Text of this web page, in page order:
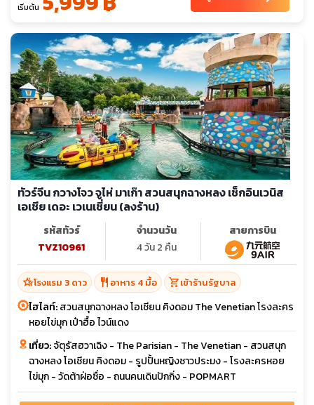
เริ่มต้น
ทัวร์จีน กวางโจว จูไห่ มาเก๊า สวนสนุกฉางหลง เช็กอินเวนิส
เอเชีย เดอะ เวเนเชี่ยน (ลงร้าน)
รหัสทัวร์
TVZ10961
จำนวนวัน
4 วัน 2 คืน
สายการบิน
hotel_classโรงแรม 3 ดาว restaurant อาหาร 4 มื้อ shopping_cartเข้าร้านรัฐบาล
ไฮไลท์:สวนสนุกฉางหลง โอเชียน คิงดอม The Venetian โรงละคร
หอยไข่มุก เป๋าฮื้อ ไวน์แดง
เที่ยว:จัตุรัสฮวาเฉิง - The Parisian - The Venetian - สวนสนุก
ฉางหลง โอเชียน คิงดอม - รูปปั้นหญิงชาวประมง - โรงละครหอย
ไข่มุก - วัดต้าฝ่อซื่อ - ถนนคนเดินปักกิ่ง - POPMART